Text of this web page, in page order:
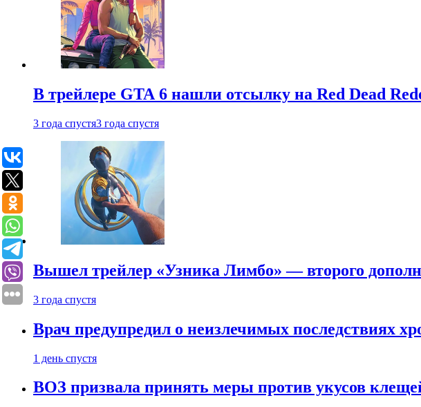
В трейлере GTA 6 нашли отсылку на Red Dead
3 года спустя3 года спустя
Вышел трейлер «Узника Лимбо» — второго
3 года спустя
Врач предупредил о неизлечимых последствиях
1 день спустя
ВОЗ призвала принять меры против укусов